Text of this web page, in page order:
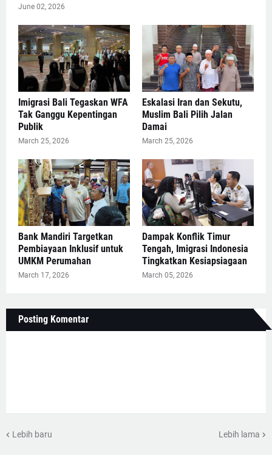
June 02, 2026
Imigrasi Bali Tegaskan WFA
Tak Ganggu Kepentingan
Publik
March 25, 2026
Eskalasi Iran dan Sekutu,
Muslim Bali Pilih Jalan
Damai
March 25, 2026
Bank Mandiri Targetkan
Pembiayaan Inklusif untuk
UMKM Perumahan
March 17, 2026
Dampak Konflik Timur
Tengah, Imigrasi Indonesia
Tingkatkan Kesiapsiagaan
March 05, 2026
Posting Komentar
Lebih baru Lebih lama